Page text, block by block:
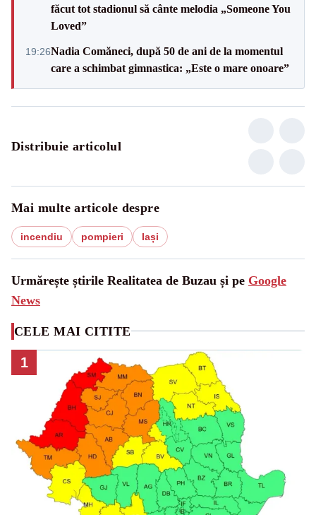
făcut tot stadionul să cânte melodia „Someone You
Loved”
19:26Nadia Comăneci, după 50 de ani de la momentul
care a schimbat gimnastica: „Este o mare onoare”
Distribuie articolul
Mai multe articole despre
incendiu pompieri Iași
Urmărește știrile Realitatea de Buzau și pe Google
News
CELE MAI CITITE
1